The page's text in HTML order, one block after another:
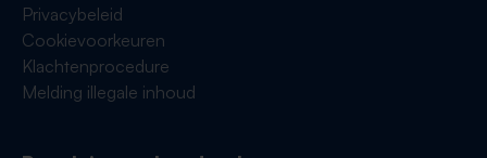
Privacybeleid
Cookievoorkeuren
Klachtenprocedure
Melding illegale inhoud